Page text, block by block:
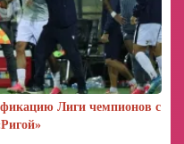
Лиги чемпионов с